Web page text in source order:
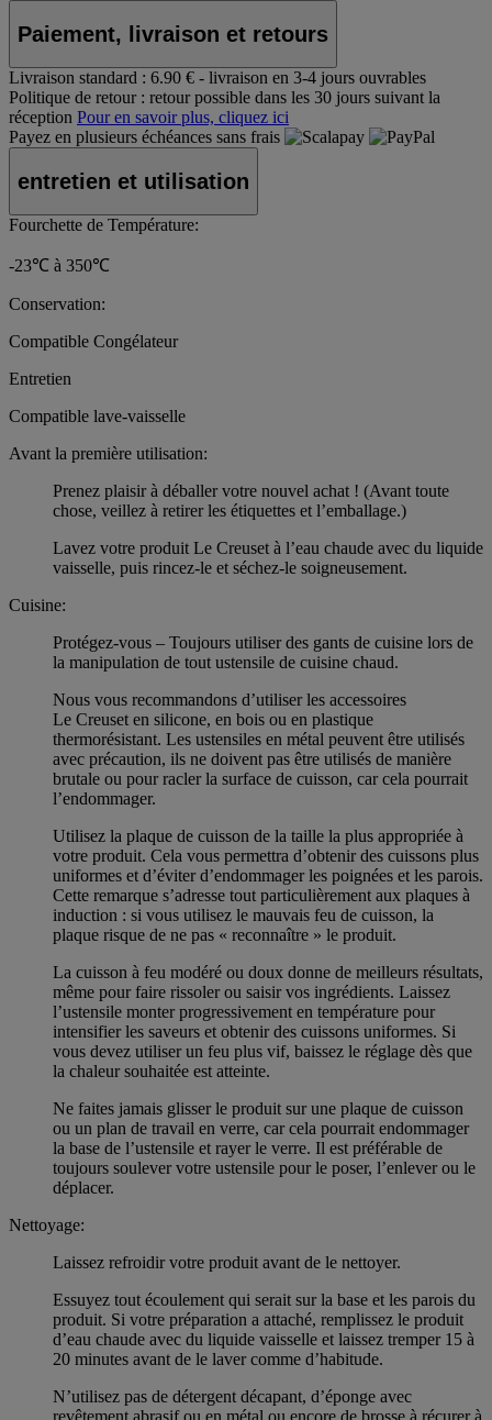
Paiement, livraison et retours
Livraison standard : 6.90 € - livraison en 3-4 jours ouvrables
Politique de retour : retour possible dans les 30 jours suivant la
réception Pour en savoir plus, cliquez ici
Payez en plusieurs échéances sans frais
entretien et utilisation
Fourchette de Température:
-23℃ à 350℃
Conservation:
Compatible Congélateur
Entretien
Compatible lave-vaisselle
Avant la première utilisation:
Prenez plaisir à déballer votre nouvel achat ! (Avant toute
chose, veillez à retirer les étiquettes et l’emballage.)
Lavez votre produit Le Creuset à l’eau chaude avec du liquide
vaisselle, puis rincez-le et séchez-le soigneusement.
Cuisine:
Protégez-vous – Toujours utiliser des gants de cuisine lors de
la manipulation de tout ustensile de cuisine chaud.
Nous vous recommandons d’utiliser les accessoires
Le Creuset en silicone, en bois ou en plastique
thermorésistant. Les ustensiles en métal peuvent être utilisés
avec précaution, ils ne doivent pas être utilisés de manière
brutale ou pour racler la surface de cuisson, car cela pourrait
l’endommager.
Utilisez la plaque de cuisson de la taille la plus appropriée à
votre produit. Cela vous permettra d’obtenir des cuissons plus
uniformes et d’éviter d’endommager les poignées et les parois.
Cette remarque s’adresse tout particulièrement aux plaques à
induction : si vous utilisez le mauvais feu de cuisson, la
plaque risque de ne pas « reconnaître » le produit.
La cuisson à feu modéré ou doux donne de meilleurs résultats,
même pour faire rissoler ou saisir vos ingrédients. Laissez
l’ustensile monter progressivement en température pour
intensifier les saveurs et obtenir des cuissons uniformes. Si
vous devez utiliser un feu plus vif, baissez le réglage dès que
la chaleur souhaitée est atteinte.
Ne faites jamais glisser le produit sur une plaque de cuisson
ou un plan de travail en verre, car cela pourrait endommager
la base de l’ustensile et rayer le verre. Il est préférable de
toujours soulever votre ustensile pour le poser, l’enlever ou le
déplacer.
Nettoyage:
Laissez refroidir votre produit avant de le nettoyer.
Essuyez tout écoulement qui serait sur la base et les parois du
produit. Si votre préparation a attaché, remplissez le produit
d’eau chaude avec du liquide vaisselle et laissez tremper 15 à
20 minutes avant de le laver comme d’habitude.
N’utilisez pas de détergent décapant, d’éponge avec